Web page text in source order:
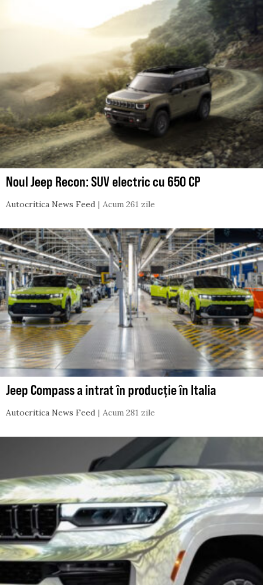
Noul Jeep Recon: SUV electric cu 650 CP
Autocritica News Feed Acum 261 zile
Jeep Compass a intrat în producție în Italia
Autocritica News Feed Acum 281 zile